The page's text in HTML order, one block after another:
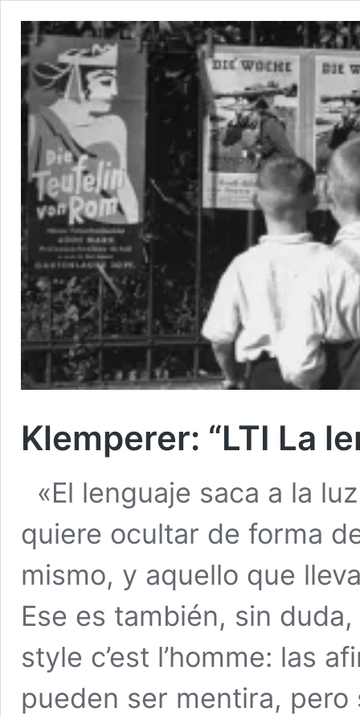
Klemperer: “LTI La
«El lenguaje saca a la
quiere ocultar de forma
mismo, y aquello que
Ese es también, sin
style c’est l’homme: las
pueden ser mentira, pero